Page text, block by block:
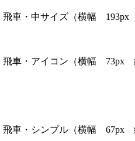
車・中サイズ（横幅
車・アイコン（横幅 73px
車・シンプル（横幅 67px